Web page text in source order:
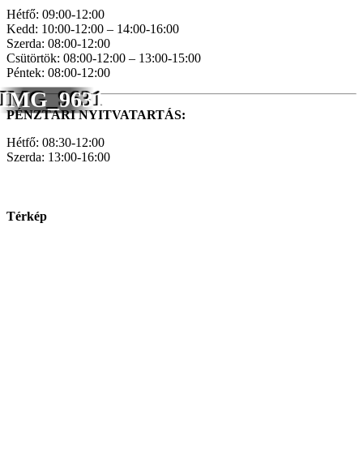
IMG_9631
Hétfő: 09:00-12:00
Kedd: 10:00-12:00 – 14:00-16:00
Szerda: 08:00-12:00
Csütörtök: 08:00-12:00 – 13:00-15:00
Péntek: 08:00-12:00
PÉNZTÁRI NYITVATARTÁS:
Hétfő: 08:30-12:00
Szerda: 13:00-16:00
Térkép